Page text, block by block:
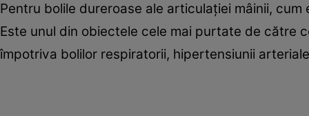
Pentru bolile dureroase ale articulaţiei mâinii,
Este unul din obiectele cele mai purtate de către
împotriva bolilor respiratorii, hipertensiunii